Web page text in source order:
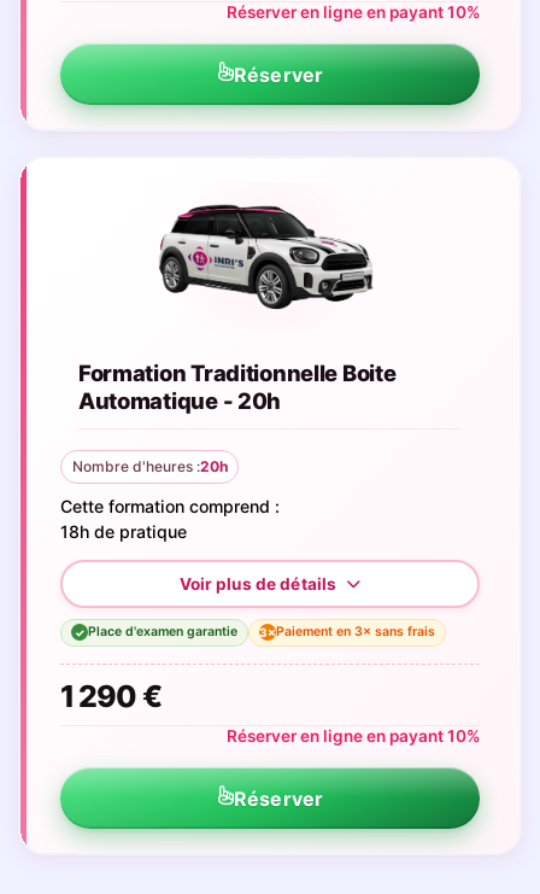
Réserver en ligne en payant 10%
Réserver
Formation Traditionnelle Boite
Automatique - 20h
Nombre d'heures :20h
Cette formation comprend :
18h de pratique
✓ Place d'examen garantie 3×Paiement en 3× sans frais
1 290 €
Réserver en ligne en payant 10%
Réserver